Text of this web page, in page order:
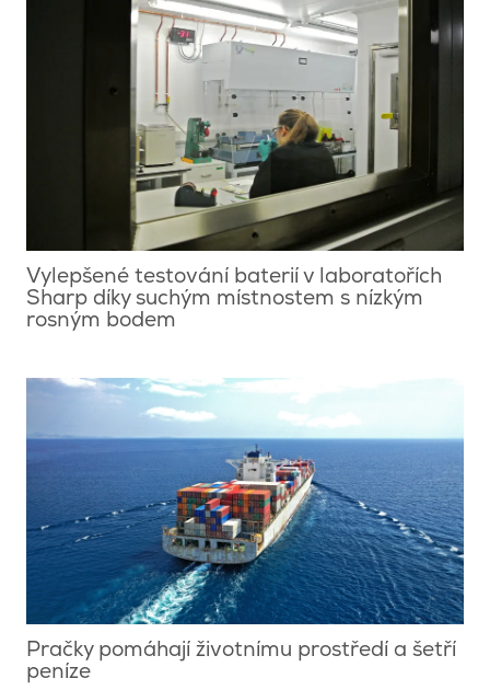
Vylepšené testování baterií v laboratořích
Sharp díky suchým místnostem s nízkým
rosným bodem
Pračky pomáhají životnímu prostředí a šetří
peníze